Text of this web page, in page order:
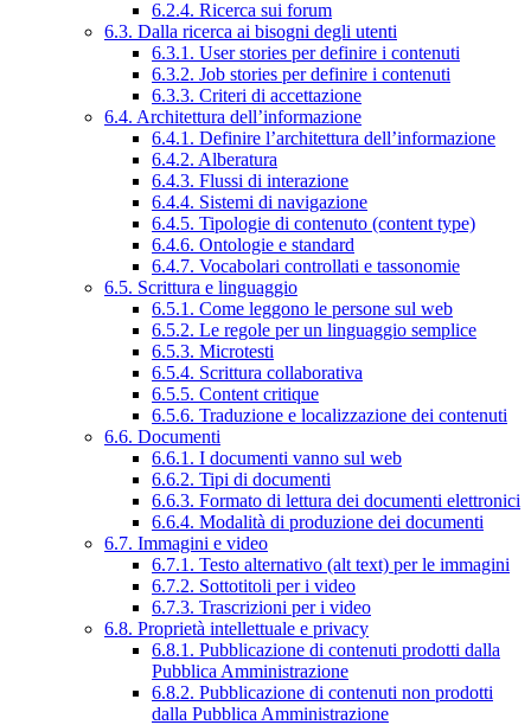
6.2.4. Ricerca sui forum
6.3. Dalla ricerca ai bisogni degli utenti
6.3.1. User stories per definire i contenuti
6.3.2. Job stories per definire i contenuti
6.3.3. Criteri di accettazione
6.4. Architettura dell’informazione
6.4.1. Definire l’architettura dell’informazione
6.4.2. Alberatura
6.4.3. Flussi di interazione
6.4.4. Sistemi di navigazione
6.4.5. Tipologie di contenuto (content type)
6.4.6. Ontologie e standard
6.4.7. Vocabolari controllati e tassonomie
6.5. Scrittura e linguaggio
6.5.1. Come leggono le persone sul web
6.5.2. Le regole per un linguaggio semplice
6.5.3. Microtesti
6.5.4. Scrittura collaborativa
6.5.5. Content critique
6.5.6. Traduzione e localizzazione dei contenuti
6.6. Documenti
6.6.1. I documenti vanno sul web
6.6.2. Tipi di documenti
6.6.3. Formato di lettura dei documenti elettronici
6.6.4. Modalità di produzione dei documenti
6.7. Immagini e video
6.7.1. Testo alternativo (alt text) per le immagini
6.7.2. Sottotitoli per i video
6.7.3. Trascrizioni per i video
6.8. Proprietà intellettuale e privacy
6.8.1. Pubblicazione di contenuti prodotti dalla
Pubblica Amministrazione
6.8.2. Pubblicazione di contenuti non prodotti
dalla Pubblica Amministrazione